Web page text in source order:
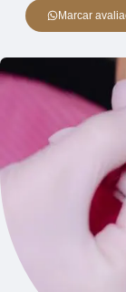
Marcar